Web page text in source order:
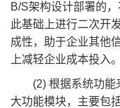
B/S架构设计部署的
此基础上进行二次开
成性，助于企业其他
上减轻企业成本投入。
(2) 根据系统功
大功能模块，主要包